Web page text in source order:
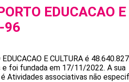
EDUCACAO E
96
E CULTURA é
e foi fundada em 17/11/2022. A sua
Atividades associativas não